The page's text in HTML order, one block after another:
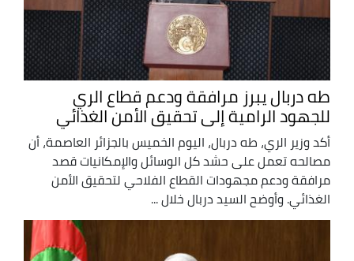
طه دربال يبرز مرافقة ودعم قطاع الري
للجهود الرامية إلى تحقيق الأمن الغذائي
أكد وزير الري، طه دربال، اليوم الخميس بالجزائر العاصمة، أن
مصالحه تعمل على حشد كل الوسائل والإمكانيات قصد
مرافقة ودعم مجهودات القطاع الفلاحي لتحقيق الأمن
الغذائي. وأوضح السيد دربال خلال ...